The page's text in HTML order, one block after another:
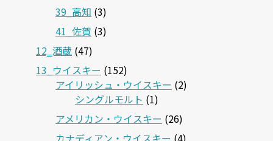
39_高知 (3)
41_佐賀 (3)
12‗酒蔵 (47)
13_ウイスキー (152)
アイリッシュ・ウイスキー (2)
シングルモルト (1)
アメリカン・ウイスキー (26)
カナディアン・ウイスキー (4)